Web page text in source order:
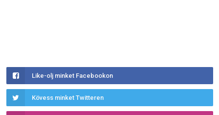
Like-olj minket Facebookon
Kövess minket Twitteren